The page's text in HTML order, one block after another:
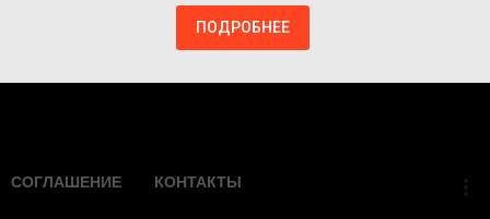
ПОДРОБНЕЕ
СОГЛАШЕНИЕ КОНТАКТЫ